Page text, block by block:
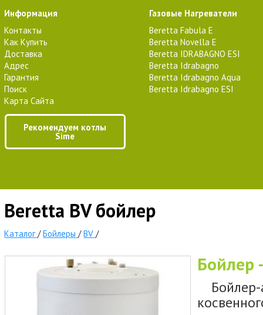
Информация
Контакты
Как Купить
Доставка
Адрес
Гарантия
Поиск
Карта Сайта
Рекомендуем котлы
Sime
Газовые Нагреватели
Beretta Fabula E
Beretta Novella E
Beretta IDRABAGNO ESI
Beretta Idrabagno
Beretta Idrabagno Aqua
Beretta Idrabagno ESI
Beretta BV бойлер
Каталог /Бойлеры /BV /
Бойлер
Бойлер-